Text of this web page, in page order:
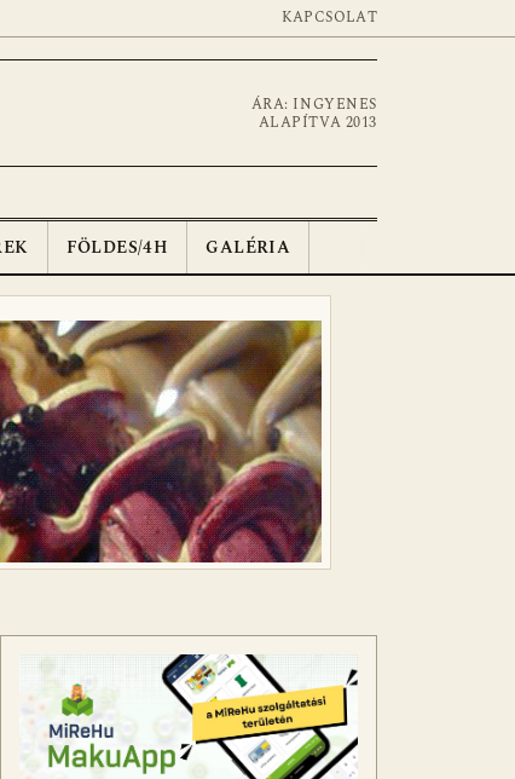
KAPCSOLAT
ÁRA: INGYENES
ALAPÍTVA 2013
FÖLDES/4H GALÉRIA